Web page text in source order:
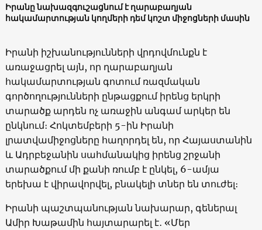
Իրանը նախազգուշացնում է ղարաբաղյան
հակամարտության կողմերի դեմ կոշտ միջոցների մասին
Իրանի իշխանությունների վրդովմունքն է
առաջացրել այն, որ ղարաբաղյան
հակամարտության գոտում ռազմական
գործողությունների ընթացքում իրենց երկրի
տարածք արդեն ոչ առաջին անգամ արկեր են
ընկնում։ Հոկտեմբերի 5-ին Իրանի
լրատվամիջոցները հաղորդել են, որ Հայաստանին
և Ադրբեջանին սահմանակից իրենց շրջանի
տարածքում մի քանի ռումբ է ընկել, 6-ամյա
երեխա է վիրավորվել, բնակելի տներ են տուժել։
Իրանի պաշտպանության նախարար, գեներալ
Ամիր Խաթամին հայտարարել է․ «Մեր